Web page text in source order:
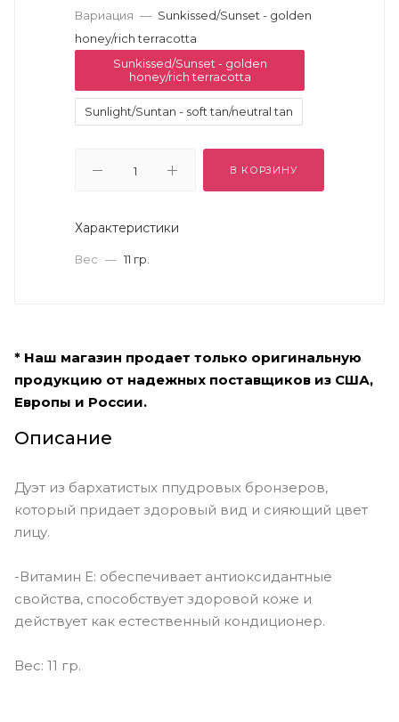
Вариация — Sunkissed/Sunset - golden
honey/rich terracotta
Sunkissed/Sunset - golden
honey/rich terracotta
Sunlight/Suntan - soft tan/neutral tan
В КОРЗИНУ
Характеристики
Вес — 11 гр.
* Наш магазин продает только оригинальную
продукцию от надежных поставщиков из США,
Европы и России.
Описание
Дуэт из бархатистых ппудровых бронзеров,
который придает здоровый вид и сияющий цвет
лицу.
-Витамин Е: обеспечивает антиоксидантные
свойства, способствует здоровой коже и
действует как естественный кондиционер.
Вес: 11 гр.